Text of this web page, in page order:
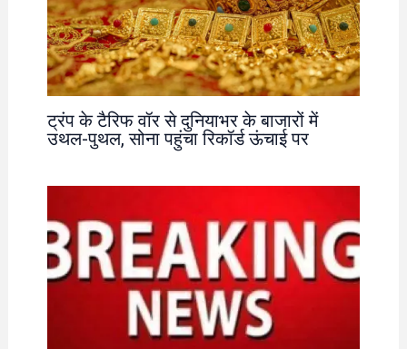
ट्रंप के टैरिफ वॉर से दुनियाभर के बाजारों में
उथल-पुथल, सोना पहुंचा रिकॉर्ड ऊंचाई पर